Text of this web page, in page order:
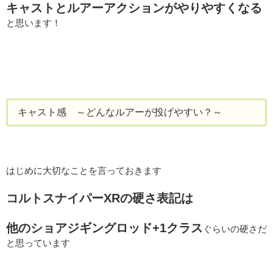
キャストとルアーアクションがやりやすくなる
と思います！
キャスト感 ～どんなルアーが投げやすい？～
はじめに大切なことを言っておきます
コルトスナイパーXRの硬さ表記は
他のショアジギングロッド+1クラス ぐらいの硬さだ
と思っています